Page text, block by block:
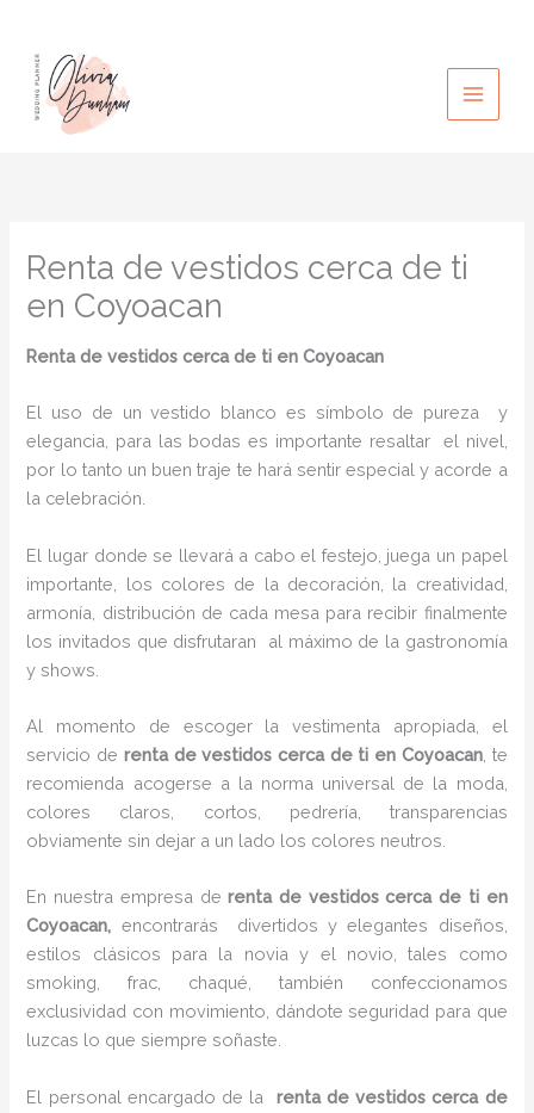
contenido
Renta de vestidos cerca de ti
en Coyoacan
Renta de vestidos cerca de ti en Coyoacan
El uso de un vestido blanco es símbolo de pureza y
elegancia, para las bodas es importante resaltar el nivel,
por lo tanto un buen traje te hará sentir especial y acorde a
la celebración.
El lugar donde se llevará a cabo el festejo, juega un papel
importante, los colores de la decoración, la creatividad,
armonía, distribución de cada mesa para recibir finalmente
los invitados que disfrutaran al máximo de la gastronomía
y shows.
Al momento de escoger la vestimenta apropiada, el
servicio de renta de vestidos cerca de ti en Coyoacan, te
recomienda acogerse a la norma universal de la moda,
colores claros, cortos, pedrería, transparencias
obviamente sin dejar a un lado los colores neutros.
En nuestra empresa derenta de vestidos cerca de ti en
Coyoacan, encontrarás
divertidos y elegantes diseños,
estilos clásicos para la novia y el novio, tales como
smoking, frac, chaqué, también confeccionamos
exclusividad con movimiento, dándote seguridad para que
luzcas lo que siempre soñaste.
El personal encargado de la renta de vestidos cerca de